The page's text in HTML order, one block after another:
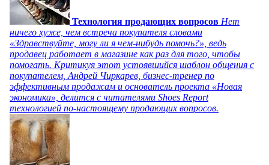
Технология продающих вопросов Нет
ничего хуже, чем встреча покупателя словами
«Здравствуйте, могу ли я чем-нибудь помочь?», ведь
продавец работает в магазине как раз для того, чтобы
помогать. Критикуя этот устоявшийся шаблон общения с
покупателем, Андрей Чиркарев, бизнес-тренер по
эффективным продажам и основатель проекта «Новая
экономика», делится с читателями Shoes Report
технологией по-настоящему продающих вопросов.